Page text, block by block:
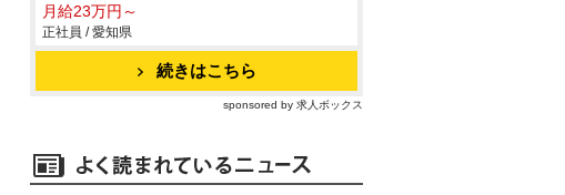
月給23万円～
正社員 / 愛知県
続きはこちら
sponsored by 求人ボックス